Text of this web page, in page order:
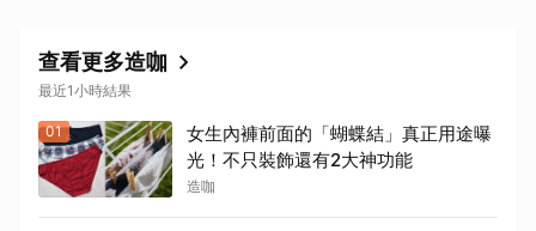
查看更多造咖
最近1小時結果
01
女生內褲前面的「蝴蝶結」真正用途曝
光！不只裝飾還有2大神功能
造咖